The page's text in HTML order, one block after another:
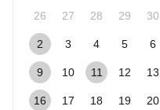
26 27 28 29 30
2 3 4 5 6
9 10 11 12 13
16 17 18 19 20